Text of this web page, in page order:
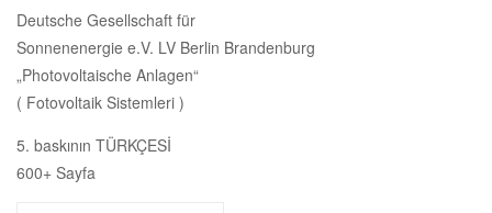
Deutsche Gesellschaft für
Sonnenenergie e.V. LV Berlin Brandenburg
„Photovoltaische Anlagen“
( Fotovoltaik Sistemleri )
5. baskının TÜRKÇESİ
600+ Sayfa